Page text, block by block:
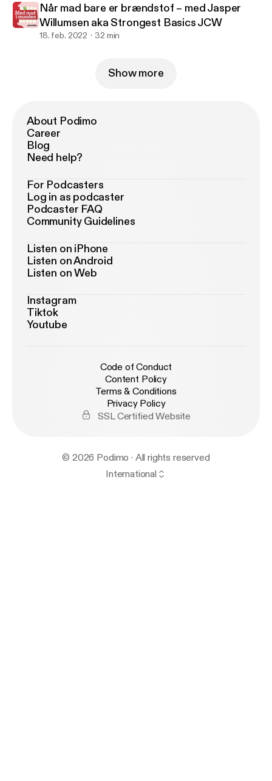
Når mad bare er brændstof – med Jasper
Willumsen aka Strongest Basics JCW
18. feb. 2022 32 min
Show more
About Podimo
Career
Blog
Need help?
For Podcasters
Log in as podcaster
Podcaster FAQ
Community Guidelines
Listen on iPhone
Listen on Android
Listen on Web
Instagram
Tiktok
Youtube
Code of Conduct
Content Policy
Terms & Conditions
Privacy Policy
SSL Certified Website
© 2026 Podimo · All rights reserved
International